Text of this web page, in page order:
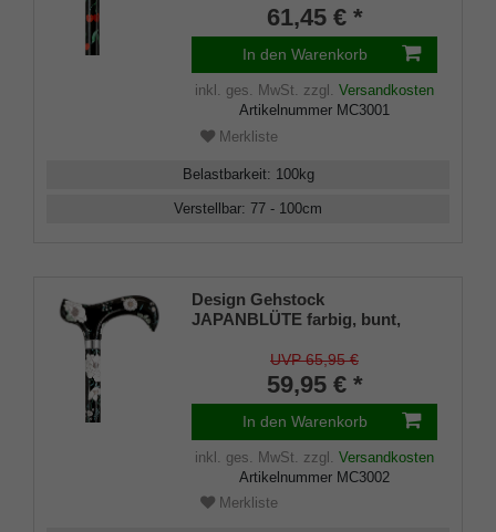
Messingring, Damen und
Herren, inkl. Gummipuffer.
61,45 € *
In den Warenkorb
inkl. ges. MwSt. zzgl. Versandkosten
Artikelnummer MC3001
Merkliste
Belastbarkeit: 100kg
Verstellbar: 77 - 100cm
Design Gehstock
JAPANBLÜTE farbig, bunt,
Derbygriff, Leichtmetall, edler
Messingring, Damen und
Herren, inkl. Gummipuffer.
UVP 65,95 €
59,95 € *
In den Warenkorb
inkl. ges. MwSt. zzgl. Versandkosten
Artikelnummer MC3002
Merkliste